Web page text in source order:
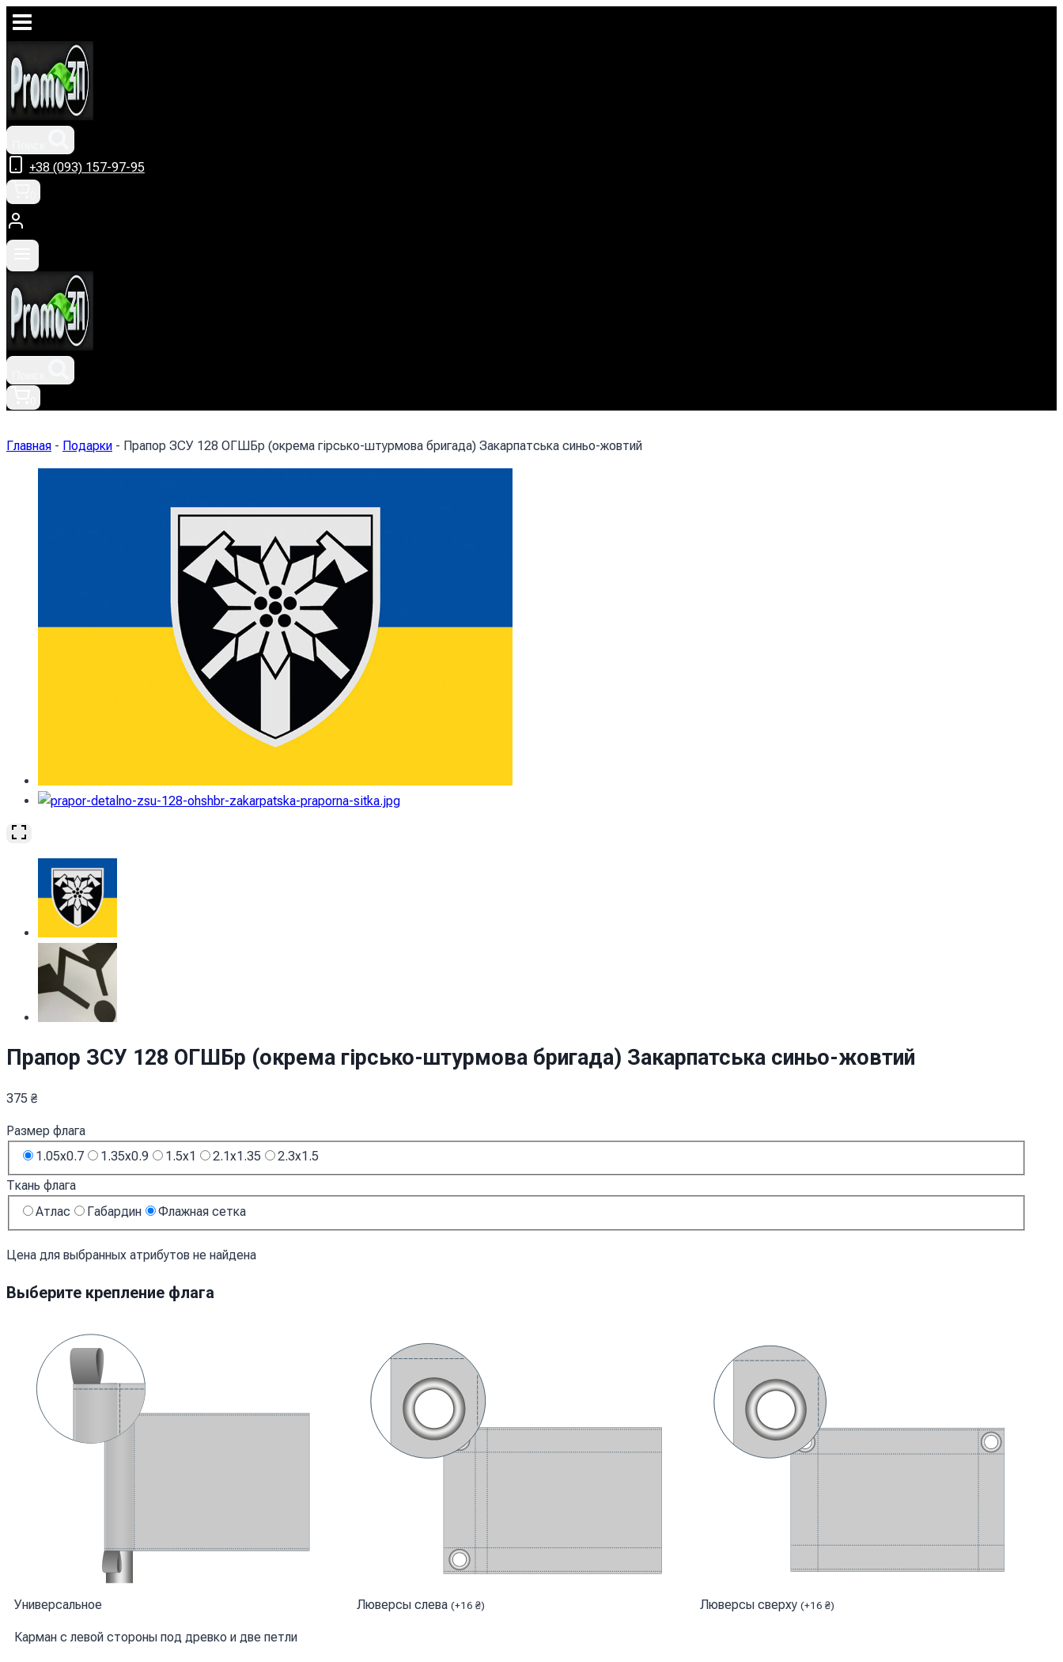
Перейти
содержимому
+38 (093) 157-97-95
Главная - Подарки - Прапор ЗСУ 128 ОГШБр (окрема гірсько-штурмова бригада) Закарпатська синьо-жовтий
Прапор ЗСУ 128 ОГШБр (окрема гірсько-штурмова бригада) Закарпатська синьо-жовтий
375 ₴
Размер флага
1.05x0.7
1.35x0.9 1.5x1 2.1x1.35
2.3x1.5
Ткань флага
Атлас
Габардин Флажная сетка
Цена для выбранных атрибутов не найдена
Выберите крепление флага
Универсальное
Карман с левой стороны под древко и две петли
Люверсы слева (+16₴) Люверсы сверху (+16 ₴)